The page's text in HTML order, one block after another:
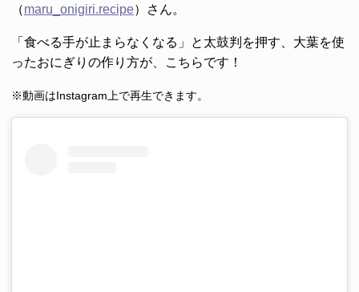
（maru_onigiri.recipe）さん。
「食べる手が止まらなくなる」と太鼓判を押す、大葉を使
ったおにぎりの作り方が、こちらです！
※動画はInstagram上で再生できます。